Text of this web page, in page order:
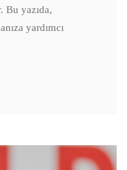
Bu yazıda,
yardımcı